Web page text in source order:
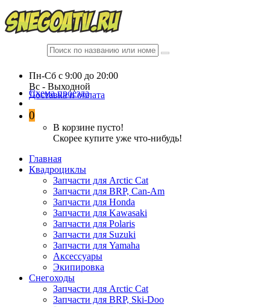
Пн-Сб c 9:00 до 20:00
Вc - Выходной
Схема проезда
Доставка и оплата
0
В корзине пусто!
Скорее купите уже что-нибудь!
Главная
Квадроциклы
Запчасти для Arctic Cat
Запчасти для BRP, Can-Am
Запчасти для Honda
Запчасти для Kawasaki
Запчасти для Polaris
Запчасти для Suzuki
Запчасти для Yamaha
Аксессуары
Экипировка
Снегоходы
Запчасти для Arctic Cat
Запчасти для BRP, Ski-Doo